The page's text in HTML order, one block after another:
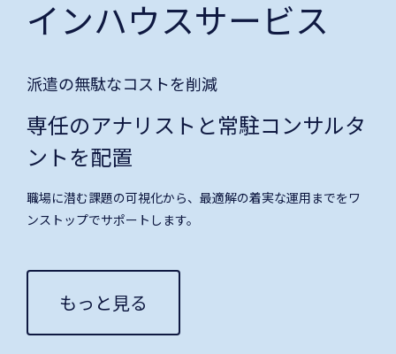
インハウスサービス
派遣の無駄なコストを削減
専任のアナリストと常駐コンサルタ
ントを配置
職場に潜む課題の可視化から、最適解の着実な運用までをワ
ンストップでサポートします。
もっと見る